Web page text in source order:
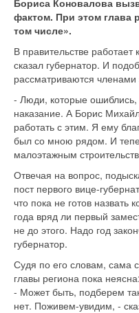
Бориса Коновалова
фактом. При этом глава
том числе».
В правительстве
сказал губернатор. И
рассматриваются членами
- Люди, которые
наказание. А Борис
работать с этим. Я ему
был со мною рядом. И
малоэтажным
Отвечая на вопрос,
пост первого вице-
что пока не готов
года вряд ли первый
не до этого. Надо год
губернатор.
Судя по его словам, сама
главы региона пока неясна:
- Может быть, подберем
нет. Поживем-увидим, -